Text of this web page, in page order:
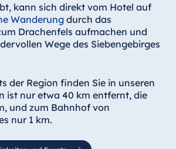
kann sich direkt vom Hotel auf
Wanderungdurch das
Drachenfels aufmachen und
Wege des Siebengebirges
der Region finden Sie in unseren
ist nur etwa 40 km entfernt, die
und zum Bahnhof von
nur 1 km.